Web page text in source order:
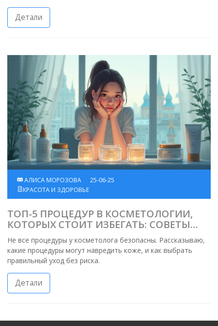
Детали
АЛИСА МОРОЗОВА
25-06-25
КРАСОТА И ЗДОРОВЬЕ
ТОП-5 ПРОЦЕДУР В КОСМЕТОЛОГИИ,
КОТОРЫХ СТОИТ ИЗБЕГАТЬ: СОВЕТЫ
ЭКСПЕРТА
Не все процедуры у косметолога безопасны. Рассказываю,
какие процедуры могут навредить коже, и как выбрать
правильный уход без риска.
Детали